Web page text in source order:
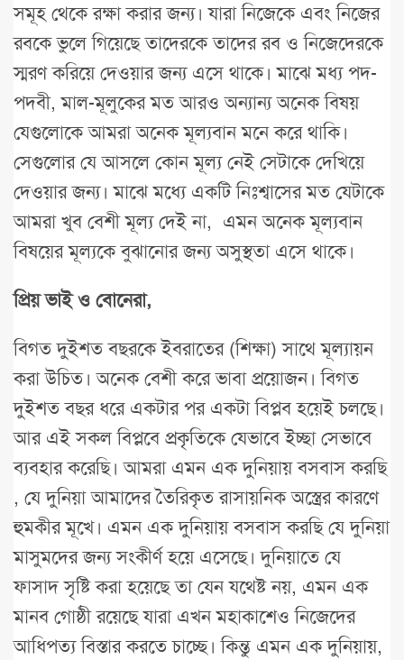
সমূহ থেকে রক্ষা করার জন্য। যারা নিজেকে এবং নিজের
রবকে ভুলে গিয়েছে তাদেরকে তাদের রব ও নিজেদেরকে
স্মরণ করিয়ে দেওয়ার জন্য এসে থাকে। মাঝে মধ্য পদ-
পদবী, মাল-মূলুকের মত আরও অন্যান্য অনেক বিষয়
যেগুলোকে আমরা অনেক মূল্যবান মনে করে থাকি।
সেগুলোর যে আসলে কোন মূল্য নেই সেটাকে দেখিয়ে
দেওয়ার জন্য। মাঝে মধ্যে একটি নিঃশ্বাসের মত যেটাকে
আমরা খুব বেশী মূল্য দেই না, এমন অনেক মূল্যবান
বিষয়ের মূল্যকে বুঝানোর জন্য অসুস্থতা এসে থাকে।
প্রিয় ভাই ও বোনেরা,
বিগত দুইশত বছরকে ইবরাতের (শিক্ষা) সাথে মূল্যায়ন
করা উচিত। অনেক বেশী করে ভাবা প্রয়োজন। বিগত
দুইশত বছর ধরে একটার পর একটা বিপ্লব হয়েই চলছে।
আর এই সকল বিপ্লবে প্রকৃতিকে যেভাবে ইচ্ছা সেভাবে
ব্যবহার করেছি। আমরা এমন এক দুনিয়ায় বসবাস করছি
, যে দুনিয়া আমাদের তৈরিকৃত রাসায়নিক অস্ত্রের কারণে
হুমকীর মূখে। এমন এক দুনিয়ায় বসবাস করছি যে দুনিয়া
মাসুমদের জন্য সংকীর্ণ হয়ে এসেছে। দুনিয়াতে যে
ফাসাদ সৃষ্টি করা হয়েছে তা যেন যথেষ্ট নয়, এমন এক
মানব গোষ্ঠী রয়েছে যারা এখন মহাকাশেও নিজেদের
আধিপত্য বিস্তার করতে চাচ্ছে। কিন্তু এমন এক দুনিয়ায়,